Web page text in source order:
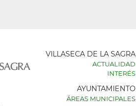
AYUNTAMIENTO
VILLASECA DE LA SAGRA
ACTUALIDAD
INTERÉS
AYUNTAMIENTO
ÁREAS MUNICIPALES